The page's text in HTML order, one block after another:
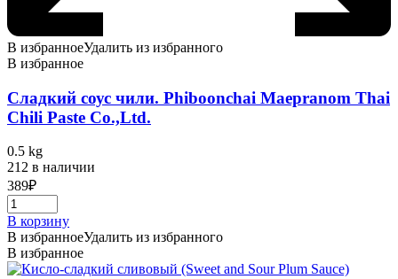
В избранноеУдалить из избранного
В избранное
Сладкий соус чили. Phiboonchai Maepranom Thai
Chili Paste Co.,Ltd.
0.5 kg
212 в наличии
389₽
В корзину
В избранноеУдалить из избранного
В избранное